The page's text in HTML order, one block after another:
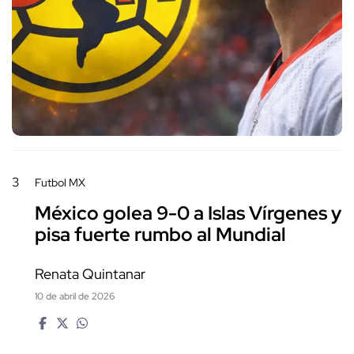
3 Futbol MX
México golea 9-0 a Islas Vírgenes y
pisa fuerte rumbo al Mundial
Renata Quintanar
10 de abril de 2026